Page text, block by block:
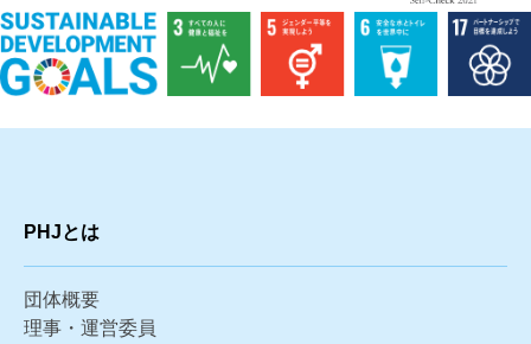
PHJとは
団体概要
理事・運営委員